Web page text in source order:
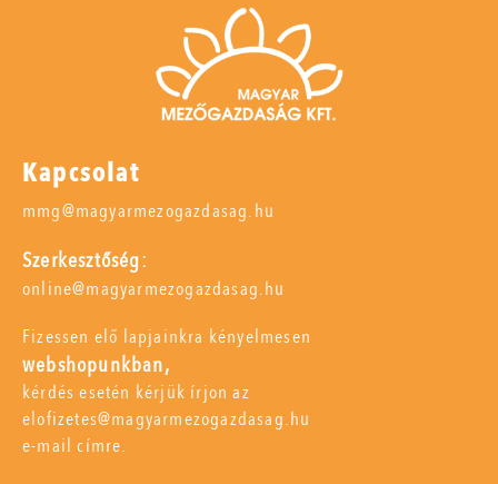
Kapcsolat
mmg@magyarmezogazdasag.hu
Szerkesztőség:
online@magyarmezogazdasag.hu
Fizessen elő lapjainkra kényelmesen
webshopunkban,
kérdés esetén kérjük írjon az
elofizetes@magyarmezogazdasag.hu
e-mail címre.